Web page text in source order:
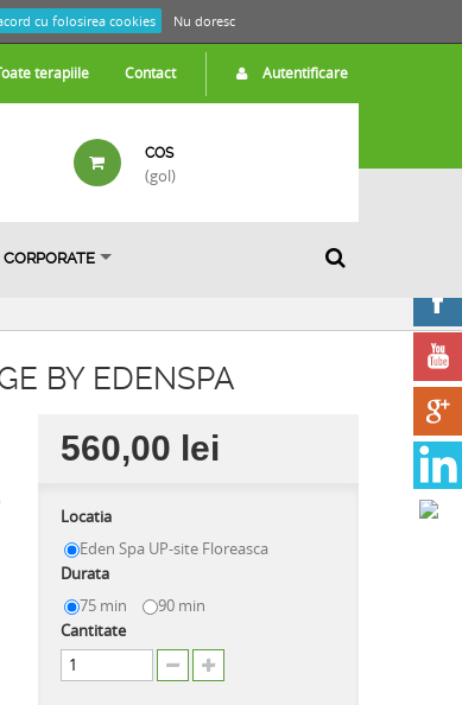
cu folosirea cookies Nu doresc
Autentificare
terapiile Contact
COS
(gol)
CORPORATE
BY EDENSPA
560,00 lei
Locatia
Eden Spa UP-site Floreasca
Durata
75 min
90 min
Cantitate